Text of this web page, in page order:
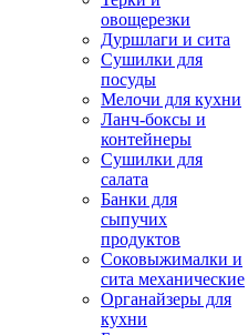
овощерезки
Дуршлаги и сита
Сушилки для
посуды
Мелочи для кухни
Ланч-боксы и
контейнеры
Сушилки для
салата
Банки для
сыпучих
продуктов
Соковыжималки и
сита механические
Органайзеры для
кухни